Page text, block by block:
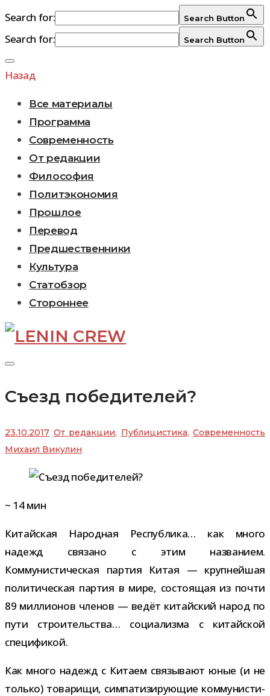
Search for: Search Button
Search for: Search Button
Перейти
к
Назад
Все материалы
Программа
Современность
От редакции
Философия
Политэкономия
Прошлое
Перевод
Предшественники
Культура
Статобзор
Стороннее
Съезд победителей?
23.10.2017 От редакции, Публицистика, Современность
Михаил Викулин
~ 14мин
Китайская Народная Республика… как много
надежд свя­зано с этим назва­нием.
Коммунистическая пар­тия Китая — круп­ней­шая
поли­ти­че­ская пар­тия в мире, состо­я­щая из почти
89 мил­ли­о­нов чле­нов — ведёт китай­ский народ по
пути стро­и­тель­ства… соци­а­лизма с китай­ской
спецификой.
Как много надежд с Китаем свя­зы­вают юные (и не
только) това­рищи, сим­па­ти­зи­ру­ю­щие ком­му­ни­сти­